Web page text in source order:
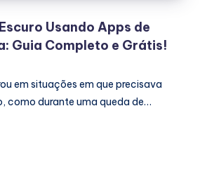
Usando Apps de
Guia Completo e Grátis!
em situações em que precisava
como durante uma queda de…